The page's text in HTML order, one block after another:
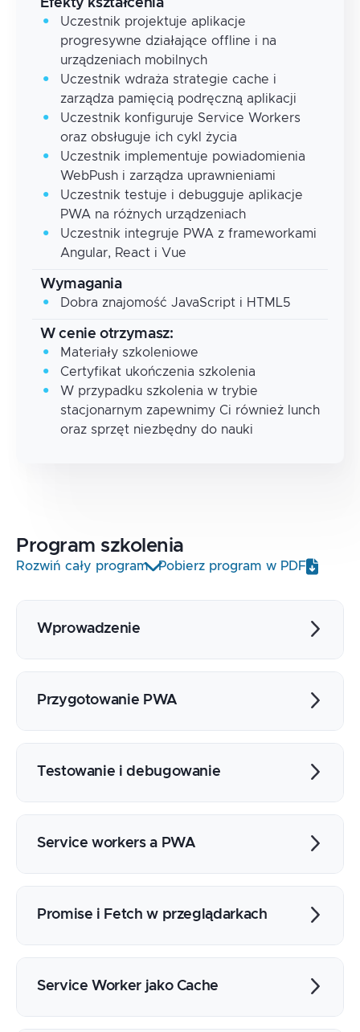
Uczestnik projektuje aplikacje
progresywne działające offline i na
urządzeniach mobilnych
Uczestnik wdraża strategie cache i
zarządza pamięcią podręczną aplikacji
Uczestnik konfiguruje Service Workers
oraz obsługuje ich cykl życia
Uczestnik implementuje powiadomienia
WebPush i zarządza uprawnieniami
Uczestnik testuje i debugguje aplikacje
PWA na różnych urządzeniach
Uczestnik integruje PWA z frameworkami
Angular, React i Vue
Wymagania
Dobra znajomość JavaScript i HTML5
W cenie otrzymasz:
Materiały szkoleniowe
Certyfikat ukończenia szkolenia
W przypadku szkolenia w trybie
stacjonarnym zapewnimy Ci również lunch
oraz sprzęt niezbędny do nauki
Program szkolenia
Rozwiń cały program Pobierz program w PDF
Wprowadzenie
Aplikacje natywne a hybrydowe
Koncepcje i zastosowanie
PWA w kontekście SPA - Single Page
Przygotowanie PWA
Wsparcie przeglądarek
Testowanie i debugowanie
Emulowanie urządzenia
Instalacja i aktualizacja
Service workers a PWA
Cykl życia SW
Zdarzenia i ich obsługa
Pozostałe zdarzenia
Promise i Fetch w przeglądarkach
Wsparcie przeglądarek i Polyfill
Service Worker jako Cache